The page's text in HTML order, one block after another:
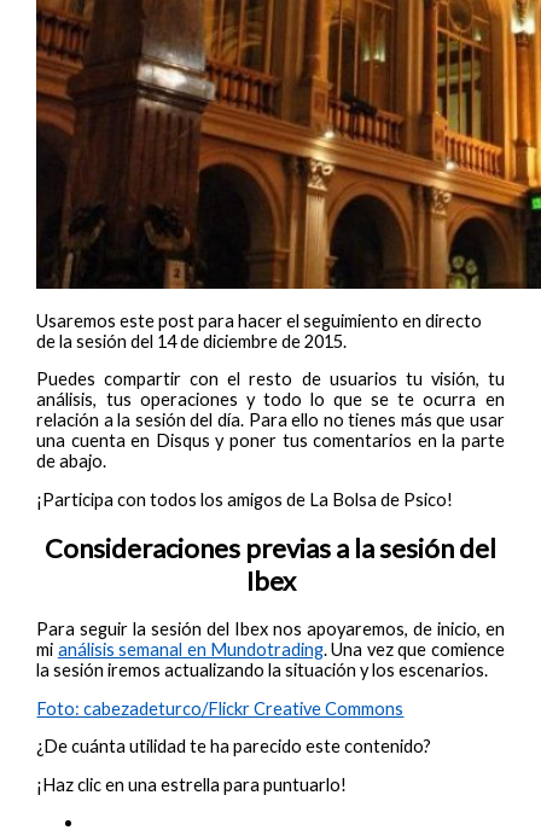
Usaremos este post para hacer el seguimiento en directo
de la sesión del 14 de diciembre de 2015.
Puedes compartir con el resto de usuarios tu visión, tu
análisis, tus operaciones y todo lo que se te ocurra en
relación a la sesión del día. Para ello no tienes más que usar
una cuenta en Disqus y poner tus comentarios en la parte
de abajo.
¡Participa con todos los amigos de La Bolsa de Psico!
Consideraciones previas a la sesión del
Ibex
Para seguir la sesión del Ibex nos apoyaremos, de inicio, en
mi análisis semanal en Mundotrading. Una vez que comience
la sesión iremos actualizando la situación y los escenarios.
Foto: cabezadeturco/Flickr Creative Commons
¿De cuánta utilidad te ha parecido este contenido?
¡Haz clic en una estrella para puntuarlo!